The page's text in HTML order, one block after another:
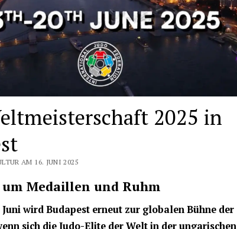
2025 in
AM 16. JUNI 2025
Medaillen und Ruhm
Juni wird Budapest erneut zur globalen Bühne der
sich die Judo-Elite der Welt in der ungarischen